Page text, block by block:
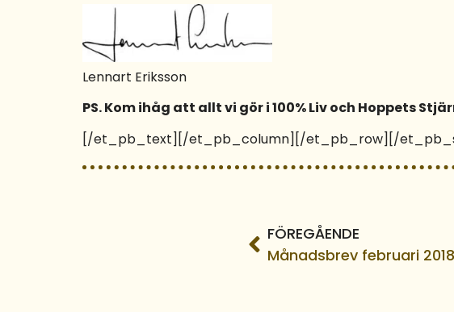
Lennart Eriksson
PS. Kom ihåg att allt vi gör i 100% Liv och Hoppets
[/et_pb_text][/et_pb_column][/et_pb_row][/
FÖREGÅENDE
Månadsbrev februari 2018